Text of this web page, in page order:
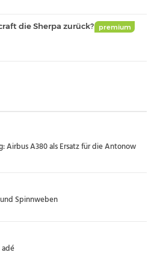
die Sherpa zurück? premium
Airbus A380 als Ersatz für die Antonow
Spinnweben